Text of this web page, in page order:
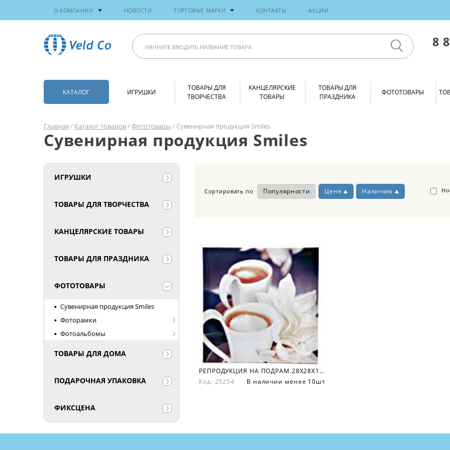
О КОМПАНИИ НОВОСТИ ТОРГОВЫЕ МАРКИ КОНТАКТЫ АКЦИИ
8
КАТАЛОГ ИГРУШКИ
ТОВАРЫ ДЛЯ
ТВОРЧЕСТВА
КАНЦЕЛЯРСКИЕ
ТОВАРЫ
ТОВАРЫ ДЛЯ
ПРАЗДНИКА
ФОТОТОВАРЫ
Главная / Каталог товаров/Фототовары / Сувенирная продукция Smiles
Сувенирная продукция Smiles
ИГРУШКИ
ТОВАРЫ ДЛЯ ТВОРЧЕСТВА
КАНЦЕЛЯРСКИЕ ТОВАРЫ
ТОВАРЫ ДЛЯ ПРАЗДНИКА
ФОТОТОВАРЫ
Сувенирная продукция Smiles
Фоторамки
Фотоальбомы
ТОВАРЫ ДЛЯ ДОМА
ПОДАРОЧНАЯ УПАКОВКА
ФИКСЦЕНА
Сортировать по Популярности Цене Наличию
РЕПРОДУКЦИЯ НА ПОДРАМ.28Х28Х1,5 СМ.
Код: 25254
В наличии менее 10шт